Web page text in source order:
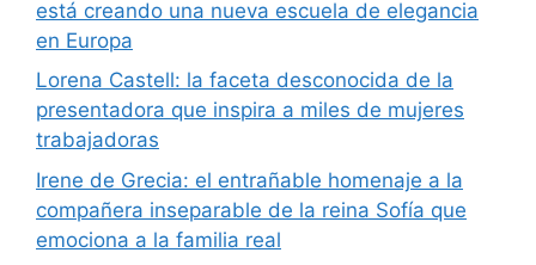
está creando una nueva escuela de elegancia
en Europa
Lorena Castell: la faceta desconocida de la
presentadora que inspira a miles de mujeres
trabajadoras
Irene de Grecia: el entrañable homenaje a la
compañera inseparable de la reina Sofía que
emociona a la familia real